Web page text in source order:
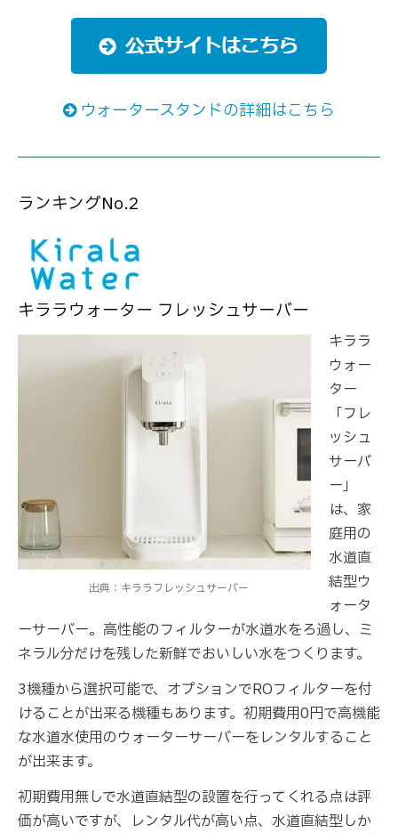
ウォータースタンドの詳細はこちら
ランキングNo.2
キララウォーター フレッシュサーバー
出典：キララフレッシュサーバー
キララ
ウォー
ター
「フレ
ッシュ
サーバ
ー」
は、家
庭用の
水道直
結型ウ
ォータ
ーサーバー。高性能のフィルターが水道水をろ過し、ミ
ネラル分だけを残した新鮮でおいしい水をつくります。
3機種から選択可能で、オプションでROフィルターを付
けることが出来る機種もあります。初期費用0円で高機能
な水道水使用のウォーターサーバーをレンタルすること
が出来ます。
初期費用無しで水道直結型の設置を行ってくれる点は評
価が高いですが、レンタル代が高い点、水道直結型しか